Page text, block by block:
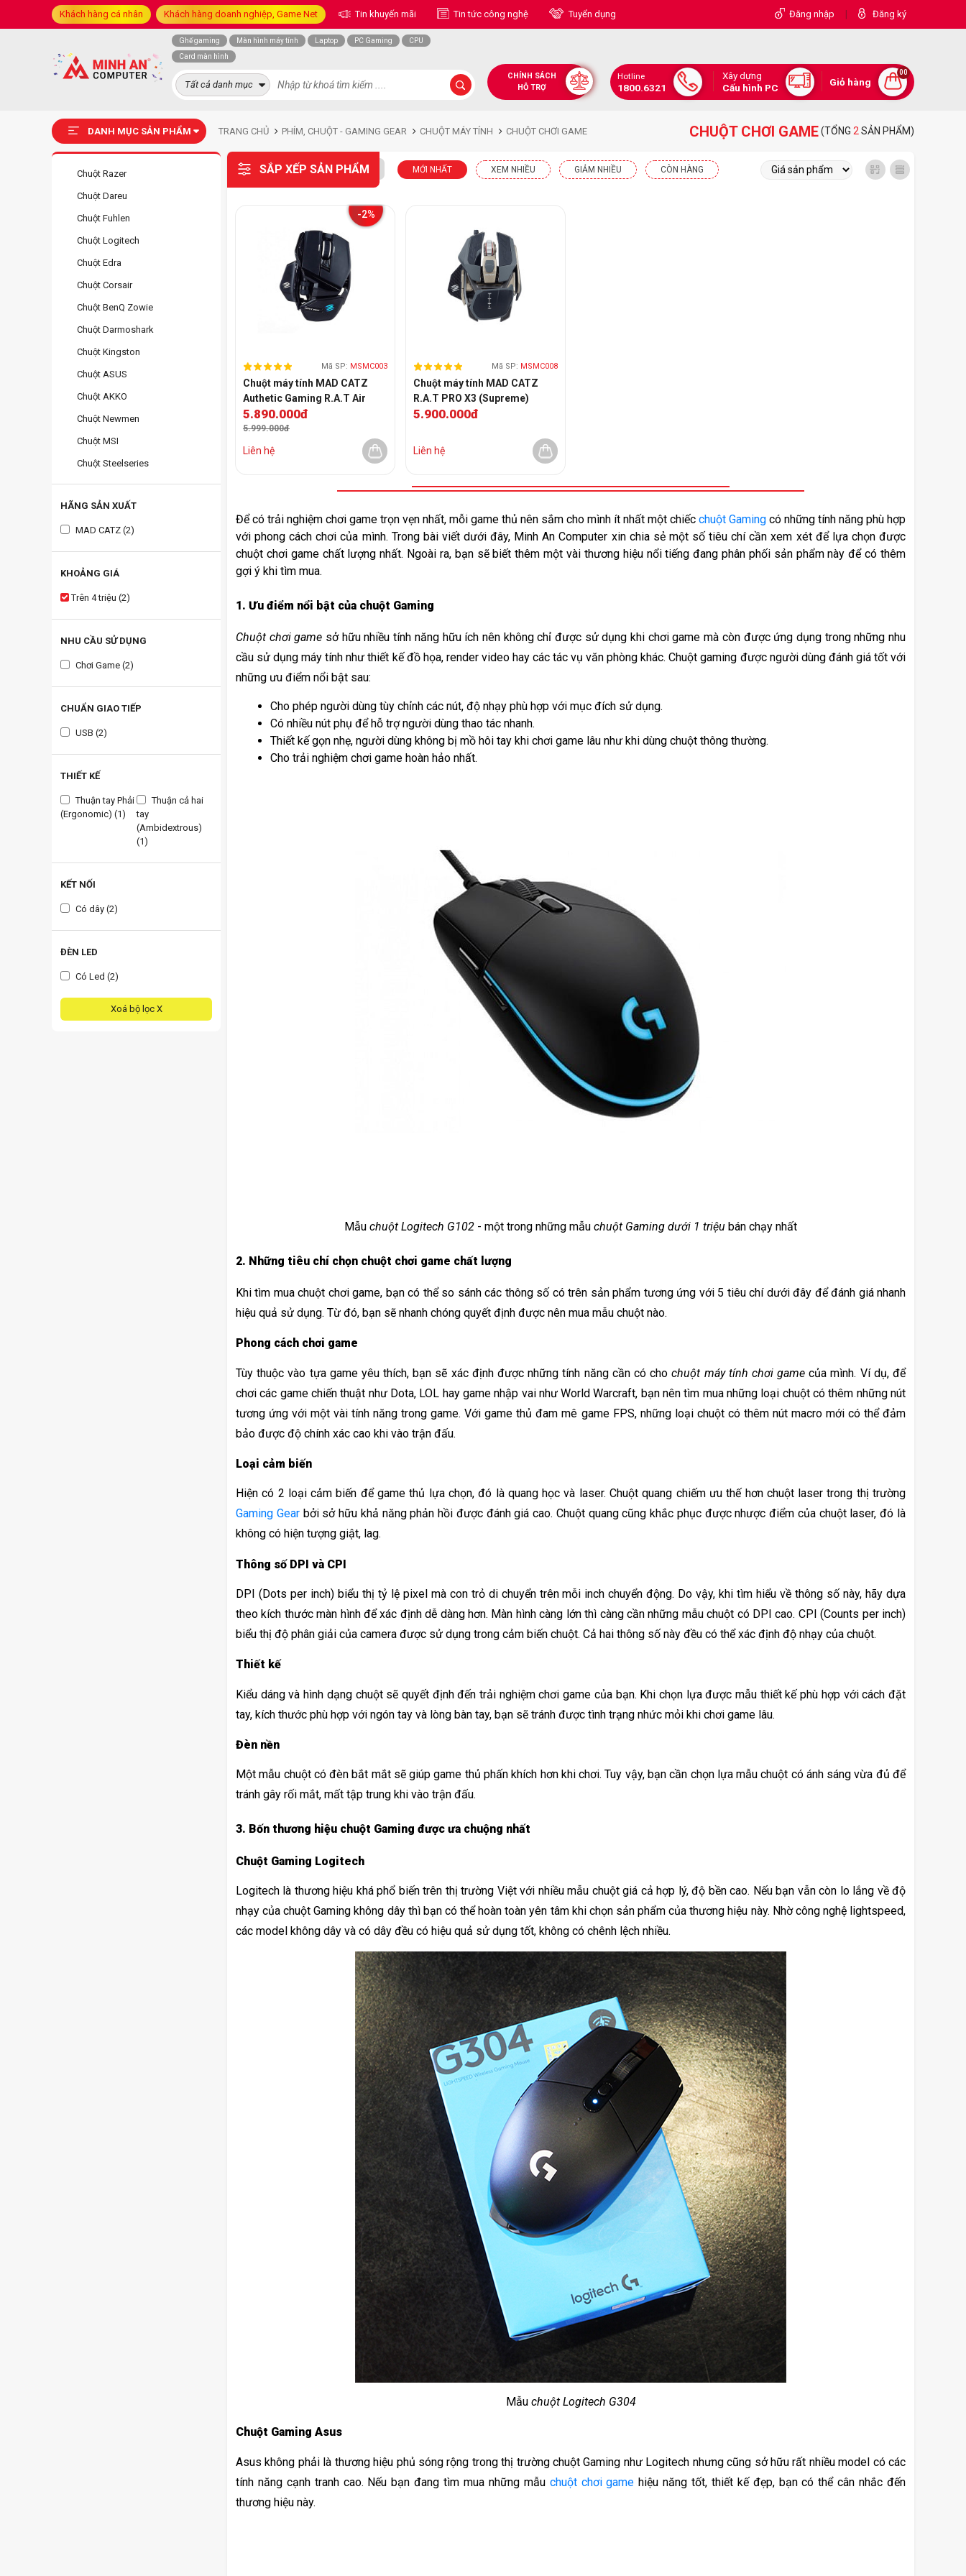
Khách hàng cá nhân Khách hàng doanh nghiệp, Game Net Tin khuyến mãi Tin tức công nghệ Tuyển dụng Đăng nhập | Đăng ký
Ghế gaming Màn hình máy tính Laptop PC Gaming
CPU
Card màn hình
Tất cả danh mục
CHÍNH SÁCH
HỖ TRỢ
Hotline
1800.6321
Xây dựng
Cấu hình PC
Giỏ hàng
00
DANH MỤC SẢN PHẨM TRANG CHỦ PHÍM, CHUỘT - GAMING GEAR CHUỘT MÁY TÍNH CHUỘT CHƠI GAME CHUỘT CHƠI GAME(TỔNG 2 SẢN PHẨM)
Chuột Razer
Chuột Dareu
Chuột Fuhlen
Chuột Logitech
Chuột Edra
Chuột Corsair
Chuột BenQ Zowie
Chuột Darmoshark
Chuột Kingston
Chuột ASUS
Chuột AKKO
Chuột Newmen
Chuột MSI
Chuột Steelseries
HÃNG SẢN XUẤT
MAD CATZ (2)
KHOẢNG GIÁ
Trên 4 triệu (2)
NHU CẦU SỬ DỤNG
Chơi Game (2)
CHUẨN GIAO TIẾP
USB (2)
THIẾT KẾ
Thuận tay Phải
(Ergonomic) (1)
Thuận cả hai
tay
(Ambidextrous)
(1)
KẾT NỐI
Có dây (2)
ĐÈN LED
Có Led (2)
Xoá bộ lọc X
SẮP XẾP SẢN PHẨM MỚI NHẤT XEM NHIỀU GIẢM NHIỀU CÒN HÀNG
-2%
Mã SP: MSMC003
Chuột máy tính MAD CATZ
Authetic Gaming R.A.T Air
(Black)
5.890.000đ
5.999.000đ
Liên hệ
Mã SP: MSMC008
Chuột máy tính MAD CATZ
R.A.T PRO X3 (Supreme)
5.900.000đ
Liên hệ
Để có trải nghiệm chơi game trọn vẹn nhất, mỗi game thủ nên sắm cho mình ít nhất một chiếc chuột Gaming có những tính năng phù hợp
với phong cách chơi của mình. Trong bài viết dưới đây, Minh An Computer xin chia sẻ một số tiêu chí cần xem xét để lựa chọn được
chuột chơi game chất lượng nhất. Ngoài ra, bạn sẽ biết thêm một vài thương hiệu nổi tiếng đang phân phối sản phẩm này để có thêm
gợi ý khi tìm mua.
1. Ưu điểm nổi bật của chuột Gaming
Chuột chơi game sở hữu nhiều tính năng hữu ích nên không chỉ được sử dụng khi chơi game mà còn được ứng dụng trong những nhu
cầu sử dụng máy tính như thiết kế đồ họa, render video hay các tác vụ văn phòng khác. Chuột gaming được người dùng đánh giá tốt với
những ưu điểm nổi bật sau:
Cho phép người dùng tùy chỉnh các nút, độ nhạy phù hợp với mục đích sử dụng.
Có nhiều nút phụ để hỗ trợ người dùng thao tác nhanh.
Thiết kế gọn nhẹ, người dùng không bị mồ hôi tay khi chơi game lâu như khi dùng chuột thông thường.
Cho trải nghiệm chơi game hoàn hảo nhất.
Mẫu chuột Logitech G102 - một trong những mẫu chuột Gaming dưới 1 triệu bán chạy nhất
2. Những tiêu chí chọn chuột chơi game chất lượng
Khi tìm mua chuột chơi game, bạn có thể so sánh các thông số có trên sản phẩm tương ứng với 5 tiêu chí dưới đây để đánh giá nhanh
hiệu quả sử dụng. Từ đó, bạn sẽ nhanh chóng quyết định được nên mua mẫu chuột nào.
Phong cách chơi game
Tùy thuộc vào tựa game yêu thích, bạn sẽ xác định được những tính năng cần có cho chuột máy tính chơi game của mình. Ví dụ, để
chơi các game chiến thuật như Dota, LOL hay game nhập vai như World Warcraft, bạn nên tìm mua những loại chuột có thêm những nút
tương ứng với một vài tính năng trong game. Với game thủ đam mê game FPS, những loại chuột có thêm nút macro mới có thể đảm
bảo được độ chính xác cao khi vào trận đấu.
Loại cảm biến
Gaming Gear bởi sở hữu khả năng phản hồi được đánh giá cao. Chuột quang cũng khắc phục được nhược điểm của chuột laser, đó là
không có hiện tượng giật, lag.
Thông số DPI và CPI
DPI (Dots per inch) biểu thị tỷ lệ pixel mà con trỏ di chuyển trên mỗi inch chuyển động. Do vậy, khi tìm hiểu về thông số này, hãy dựa
theo kích thước màn hình để xác định dễ dàng hơn. Màn hình càng lớn thì càng cần những mẫu chuột có DPI cao. CPI (Counts per inch)
biểu thị độ phân giải của camera được sử dụng trong cảm biến chuột. Cả hai thông số này đều có thể xác định độ nhạy của chuột.
Thiết kế
Kiểu dáng và hình dạng chuột sẽ quyết định đến trải nghiệm chơi game của bạn. Khi chọn lựa được mẫu thiết kế phù hợp với cách đặt
tay, kích thước phù hợp với ngón tay và lòng bàn tay, bạn sẽ tránh được tình trạng nhức mỏi khi chơi game lâu.
Đèn nền
Một mẫu chuột có đèn bắt mắt sẽ giúp game thủ phấn khích hơn khi chơi. Tuy vậy, bạn cần chọn lựa mẫu chuột có ánh sáng vừa đủ để
tránh gây rối mắt, mất tập trung khi vào trận đấu.
3. Bốn thương hiệu chuột Gaming được ưa chuộng nhất
Chuột Gaming Logitech
Logitech là thương hiệu khá phổ biến trên thị trường Việt với nhiều mẫu chuột giá cả hợp lý, độ bền cao. Nếu bạn vẫn còn lo lắng về độ
nhạy của chuột Gaming không dây thì bạn có thể hoàn toàn yên tâm khi chọn sản phẩm của thương hiệu này. Nhờ công nghệ lightspeed,
các model không dây và có dây đều có hiệu quả sử dụng tốt, không có chênh lệch nhiều.
Mẫu chuột Logitech G304
Chuột Gaming Asus
Asus không phải là thương hiệu phủ sóng rộng trong thị trường chuột Gaming như Logitech nhưng cũng sở hữu rất nhiều model có các
tính năng cạnh tranh cao. Nếu bạn đang tìm mua những mẫu chuột chơi game hiệu năng tốt, thiết kế đẹp, bạn có thể cân nhắc đến
thương hiệu này.